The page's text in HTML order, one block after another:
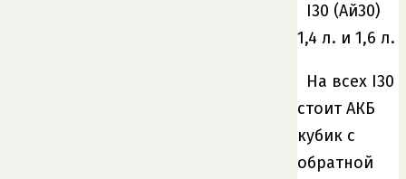
I30 (Ай30)
1,4 л. и 1,6 л.
На всех I30
стоит АКБ
кубик с
обратной